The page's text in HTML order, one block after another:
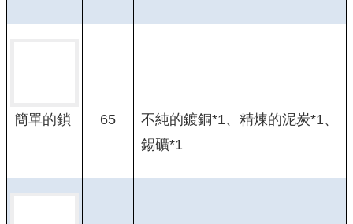
簡單的鎖 65
不純的鍍銅*1、精煉的泥炭*1、
錫礦*1